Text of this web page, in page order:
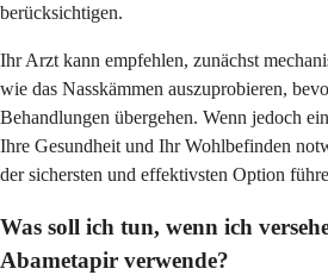
berücksichtigen.
Ihr Arzt kann empfehlen, zunächst
wie das Nasskämmen auszuprobieren,
Behandlungen übergehen. Wenn jedoch
Ihre Gesundheit und Ihr Wohlbefinden
der sichersten und effektivsten Option
Was soll ich tun, wenn ich
Abametapir verwende?